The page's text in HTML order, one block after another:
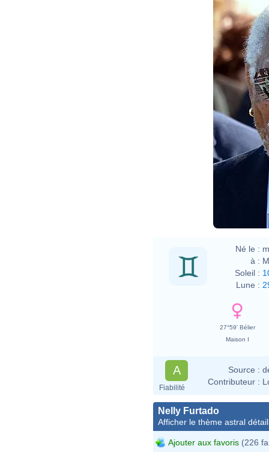
Né le :
à :
Soleil :
Lune :
27°59' Bélier
Maison I
A
Fiabilité
Source :
Contributeur :
Nelly Furtado
Afficher le thème astral
Ajouter aux favoris (226